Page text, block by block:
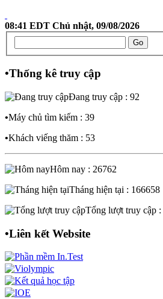
08:41 EDT Chủ nhật, 09/08/2026
•Thống kê truy cập
Đang truy cập : 92
•Máy chủ tìm kiếm : 39
•Khách viếng thăm : 53
Hôm nay : 26762
Tháng hiện tại : 166658
Tổng lượt truy cập :
•Liên kết Website